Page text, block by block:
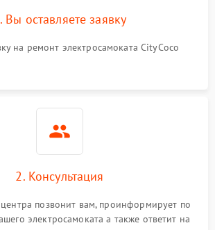
Вы оставляете заявку
на ремонт электросамоката CityCoco
2. Консультация
позвонит вам, проинформирует по
электросамоката а также ответит на